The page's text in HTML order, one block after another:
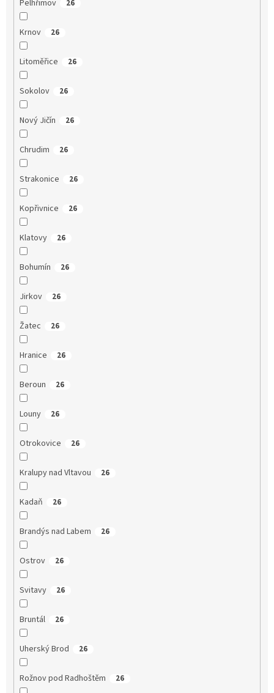
Pelhřimov 26
Krnov 26
Litoměřice 26
Sokolov 26
Nový Jičín 26
Chrudim 26
Strakonice 26
Kopřivnice 26
Klatovy 26
Bohumín 26
Jirkov 26
Žatec 26
Hranice 26
Beroun 26
Louny 26
Otrokovice 26
Kralupy nad Vltavou 26
Kadaň 26
Brandýs nad Labem 26
Ostrov 26
Svitavy 26
Bruntál 26
Uherský Brod 26
Rožnov pod Radhoštěm 26